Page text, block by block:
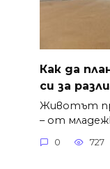
Как да
си за
Животът
– от
0 727